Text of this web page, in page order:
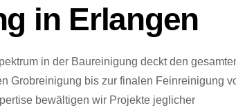
in Erlangen
in der Baureinigung deckt den
Grobreinigung bis zur finalen Feinreinigung
bewältigen wir Projekte jeglicher